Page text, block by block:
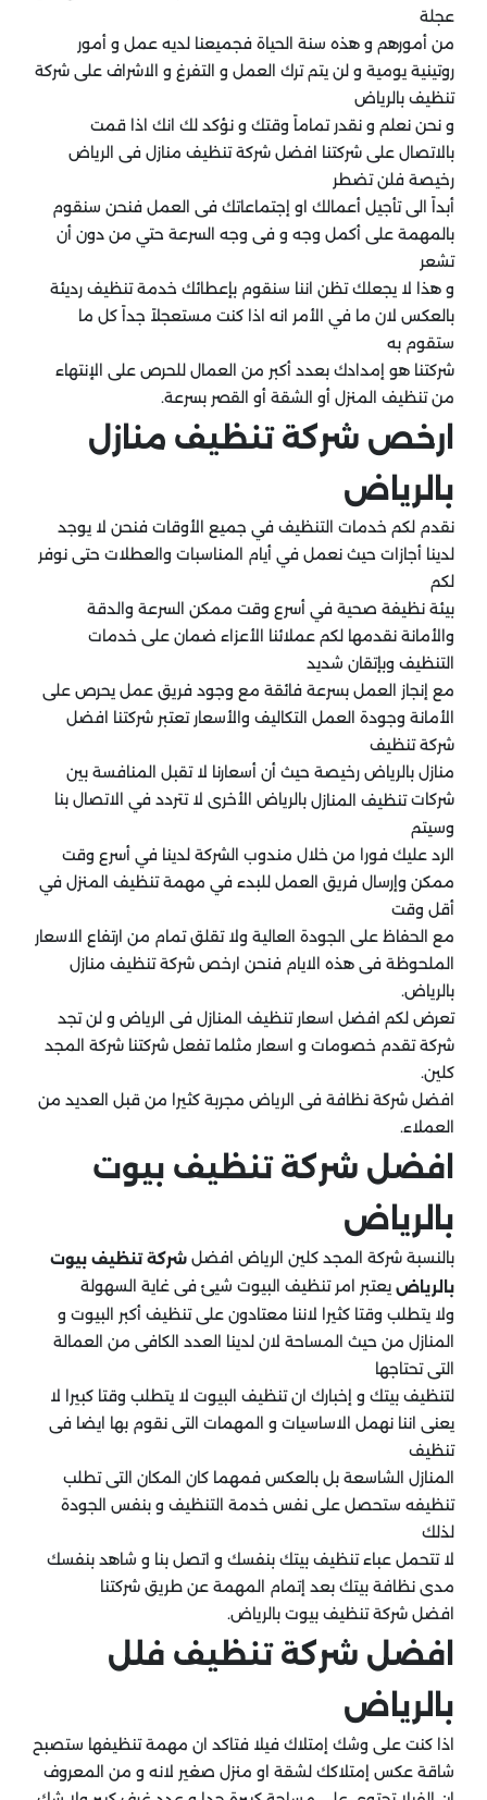
عجلة
من أمورهم و هذه سنة الحياة فجميعنا لديه عمل و أمور
روتينية يومية و لن يتم ترك العمل و التفرغ و الاشراف على شركة
تنظيف بالرياض
و نحن نعلم و نقدر تماماً وقتك و نؤكد لك انك اذا قمت
بالاتصال على شركتنا افضل شركة تنظيف منازل فى الرياض
رخيصة فلن تضطر
أبداً الى تأجيل أعمالك او إجتماعاتك فى العمل فنحن سنقوم
بالمهمة على أكمل وجه و فى وجه السرعة حتي من دون أن
تشعر
و هذا لا يجعلك تظن اننا سنقوم بإعطائك خدمة تنظيف رديئة
بالعكس لان ما في الأمر انه اذا كنت مستعجلاً جداً كل ما
ستقوم به
شركتنا هو إمدادك بعدد أكبر من العمال للحرص على الإنتهاء
من تنظيف المنزل أو الشقة أو القصر بسرعة.
ارخص شركة تنظيف منازل
بالرياض
نقدم لكم خدمات التنظيف في جميع الأوقات فنحن لا يوجد
لدينا أجازات حيث نعمل في أيام المناسبات والعطلات حتى نوفر
لكم
بيئة نظيفة صحية في أسرع وقت ممكن السرعة والدقة
والأمانة نقدمها لكم عملائنا الأعزاء ضمان على خدمات
التنظيف وبإتقان شديد
مع إنجاز العمل بسرعة فائقة مع وجود فريق عمل يحرص على
الأمانة وجودة العمل التكاليف والأسعار تعتبر شركتنا افضل
شركة تنظيف
منازل بالرياض رخيصة حيث أن أسعارنا لا تقبل المنافسة بين
شركاتتنظيف المنازل بالرياض الأخرى لا تتردد في الاتصال بنا
وسيتم
الرد عليك فورا من خلال مندوب الشركة لدينا في أسرع وقت
ممكن وإرسال فريق العمل للبدء في مهمة تنظيف المنزل في
أقل وقت
مع الحفاظ على الجودة العالية ولا تقلق تمام من ارتفاع الاسعار
الملحوظة فى هذه الايام فنحن ارخص شركة تنظيف منازل
بالرياض.
تعرض لكم افضل اسعار تنظيف المنازل فى الرياض و لن تجد
شركة تقدم خصومات و اسعار مثلما تفعل شركتنا شركة المجد
كلين.
افضل شركة نظافة فى الرياض مجربة كثيرا من قبل العديد من
العملاء.
افضل شركة تنظيف بيوت
بالرياض
بالنسبة شركة المجد كلين الرياض افضل شركة تنظيف بيوت
بالرياض يعتبر امر تنظيف البيوت شيئ فى غاية السهولة
ولا يتطلب وقتا كثيرا لاننا معتادون على تنظيف أكبر البيوت و
المنازل من حيث المساحة لان لدينا العدد الكافى من العمالة
التى تحتاجها
لتنظيف بيتك و إخبارك ان تنظيف البيوت لا يتطلب وقتا كبيرا لا
يعنى اننا نهمل الاساسيات و المهمات التى نقوم بها ايضا فى
تنظيف
المنازل الشاسعة بل بالعكس فمهما كان المكان التى تطلب
تنظيفه ستحصل على نفس خدمة التنظيف و بنفس الجودة
لذلك
لا تتحمل عباء تنظيف بيتك بنفسك و اتصل بنا و شاهد بنفسك
مدى نظافة بيتك بعد إتمام المهمة عن طريق شركتنا
افضل شركة تنظيف بيوت بالرياض.
افضل شركة تنظيف فلل
بالرياض
اذا كنت على وشك إمتلاك فيلا فتاكد ان مهمة تنظيفها ستصبح
شاقة عكس إمتلاكك لشقة او منزل صغير لانه و من المعروف